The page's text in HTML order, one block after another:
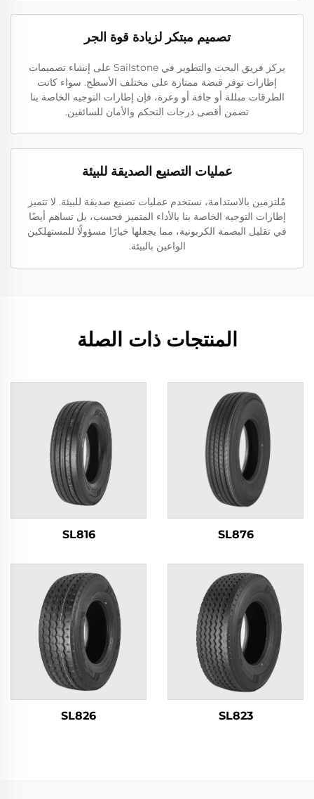
تصميم مبتكر لزيادة قوة الجر
يركز فريق البحث والتطوير في Sailstone على إنشاء تصميمات
إطارات توفر قبضة ممتازة على مختلف الأسطح. سواء كانت
الطرقات مبللة أو جافة أو وعرة، فإن إطارات التوجيه الخاصة بنا
تضمن أقصى درجات التحكم والأمان للسائقين.
عمليات التصنيع الصديقة للبيئة
مُلتزمين بالاستدامة، نستخدم عمليات تصنيع صديقة للبيئة. لا تتميز
إطارات التوجيه الخاصة بنا بالأداء المتميز فحسب، بل تساهم أيضًا
في تقليل البصمة الكربونية، مما يجعلها خيارًا مسؤولًا للمستهلكين
الواعين بالبيئة.
المنتجات ذات الصلة
SL876
SL816
SL823
SL826